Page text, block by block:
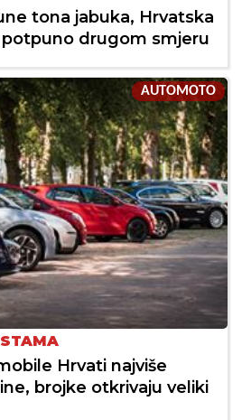
tona jabuka, Hrvatska
drugom smjeru
AUTOMOTO
Hrvati najviše
brojke otkrivaju veliki